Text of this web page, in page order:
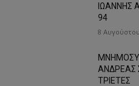
ΙΩΑΝΝΗΣ
94
8
ΑΝΔΡΕΑΣ
ΤΡΙΕΤΕΣ